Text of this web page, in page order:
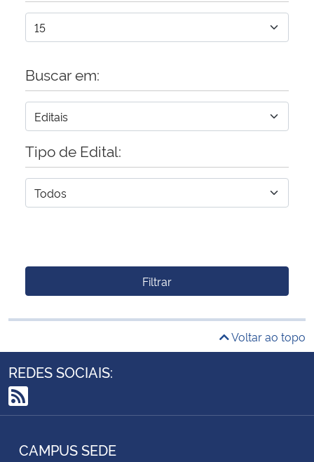
Buscar em:
Tipo de Edital:
Filtrar
Voltar ao topo
REDES SOCIAIS:
RSS
CAMPUS SEDE